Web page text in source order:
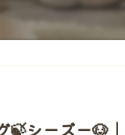
🍃シーズー🐶